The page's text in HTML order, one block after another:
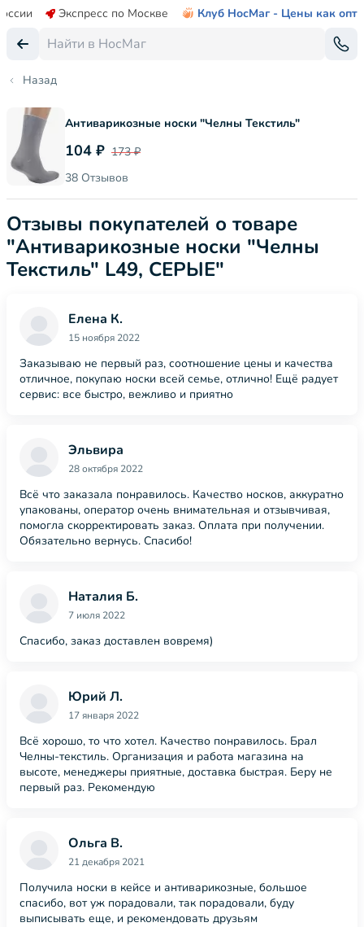
Экспресс по Москве Клуб НосМаг - Цены как опт
Назад
Антиварикозные носки "Челны Текстиль"
104 ₽ 173 ₽
38 Отзывов
Отзывы покупателей о товаре
"Антиварикозные носки "Челны
Текстиль" L49, СЕРЫЕ"
Елена К.
15 ноября 2022
Заказываю не первый раз, соотношение цены и качества
отличное, покупаю носки всей семье, отлично! Ещё радует
сервис: все быстро, вежливо и приятно
Эльвира
28 октября 2022
Всё что заказала понравилось. Качество носков, аккуратно
упакованы, оператор очень внимательная и отзывчивая,
помогла скорректировать заказ. Оплата при получении.
Обязательно вернусь. Спасибо!
Наталия Б.
7 июля 2022
Спасибо, заказ доставлен вовремя)
Юрий Л.
17 января 2022
Всё хорошо, то что хотел. Качество понравилось. Брал
Челны-текстиль. Организация и работа магазина на
высоте, менеджеры приятные, доставка быстрая. Беру не
первый раз. Рекомендую
Ольга В.
21 декабря 2021
Получила носки в кейсе и антиварикозные, большое
спасибо, вот уж порадовали, так порадовали, буду
выписывать еще, и рекомендовать друзьям